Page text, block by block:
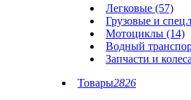
Легковые (57)
Грузовые и
Мотоциклы (14)
Водный
Запчасти и
Товары2826